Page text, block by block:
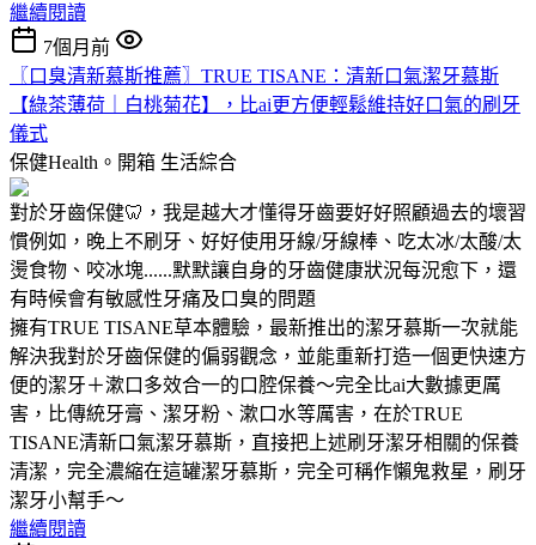
繼續閱讀
7個月前
〖口臭清新慕斯推薦〗TRUE TISANE：清新口氣潔牙慕斯
【綠茶薄荷｜白桃菊花】，比ai更方便輕鬆維持好口氣的刷牙
儀式
保健Health。開箱 生活綜合
對於牙齒保健🦷，我是越大才懂得牙齒要好好照顧過去的壞習
慣例如，晚上不刷牙、好好使用牙線/牙線棒、吃太冰/太酸/太
燙食物、咬冰塊......默默讓自身的牙齒健康狀況每況愈下，還
有時候會有敏感性牙痛及口臭的問題
擁有TRUE TISANE草本體驗，最新推出的潔牙慕斯一次就能
解決我對於牙齒保健的偏弱觀念，並能重新打造一個更快速方
便的潔牙＋漱口多效合一的口腔保養～完全比ai大數據更厲
害，比傳統牙膏、潔牙粉、漱口水等厲害，在於TRUE
TISANE清新口氣潔牙慕斯，直接把上述刷牙潔牙相關的保養
清潔，完全濃縮在這罐潔牙慕斯，完全可稱作懶鬼救星，刷牙
潔牙小幫手～
繼續閱讀